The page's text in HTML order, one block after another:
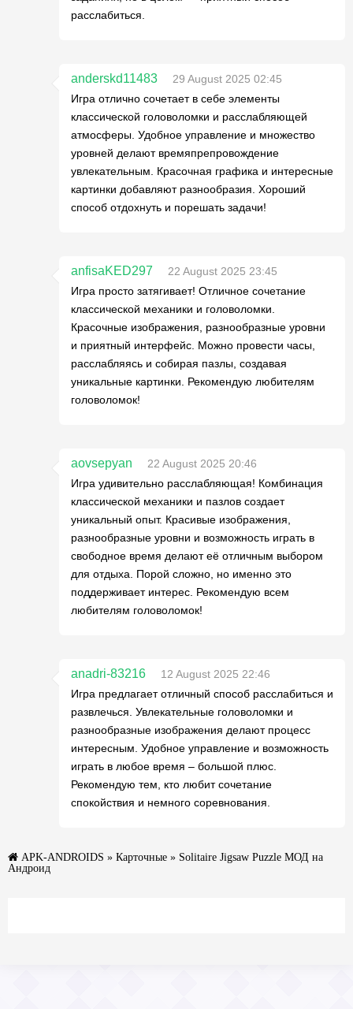
расслабиться.
anderskd11483
29 August 2025 02:45
Игра отлично сочетает в себе элементы
классической головоломки и расслабляющей
атмосферы. Удобное управление и множество
уровней делают времяпрепровождение
увлекательным. Красочная графика и интересные
картинки добавляют разнообразия. Хороший
способ отдохнуть и порешать задачи!
anfisaKED297
22 August 2025 23:45
Игра просто затягивает! Отличное сочетание
классической механики и головоломки.
Красочные изображения, разнообразные уровни
и приятный интерфейс. Можно провести часы,
расслабляясь и собирая пазлы, создавая
уникальные картинки. Рекомендую любителям
головоломок!
aovsepyan
22 August 2025 20:46
Игра удивительно расслабляющая! Комбинация
классической механики и пазлов создает
уникальный опыт. Красивые изображения,
разнообразные уровни и возможность играть в
свободное время делают её отличным выбором
для отдыха. Порой сложно, но именно это
поддерживает интерес. Рекомендую всем
любителям головоломок!
anadri-83216
12 August 2025 22:46
Игра предлагает отличный способ расслабиться и
развлечься. Увлекательные головоломки и
разнообразные изображения делают процесс
интересным. Удобное управление и возможность
играть в любое время – большой плюс.
Рекомендую тем, кто любит сочетание
спокойствия и немного соревнования.
APK-ANDROIDS » Карточные » Solitaire Jigsaw Puzzle МОД на
Андроид